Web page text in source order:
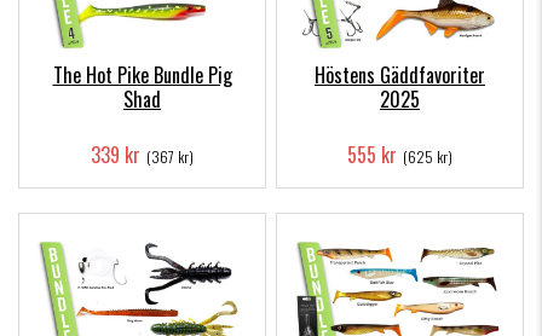
The Hot Pike Bundle Pig
Shad
339 kr (367 kr)
Höstens Gäddfavoriter
2025
555 kr (625 kr)